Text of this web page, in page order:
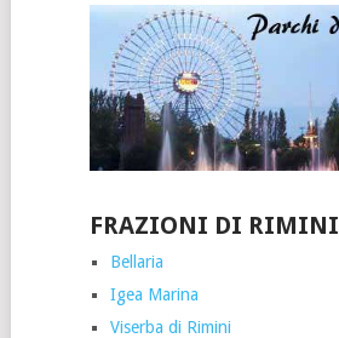
FRAZIONI DI RIMINI
Bellaria
Igea Marina
Viserba di Rimini